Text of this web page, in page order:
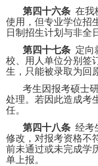
第四十六条 在我
使用，但专业学位招
日制招生计划与非全
第四十七条 定向
校、用人单位分别签
生，只能被录取为回
考生因报考硕士
处理。若因此造成考
任。
第四十八条 经考
修改，对报考资格不
前未通过或未完成学
单上报。